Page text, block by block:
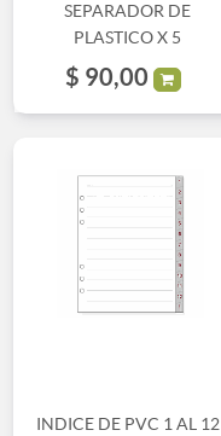
SEPARADOR DE
PLASTICO X 5
$ 90,00
INDICE DE PVC 1 AL 12